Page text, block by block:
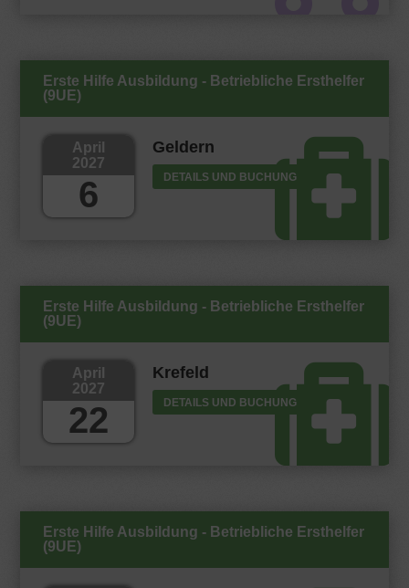
Erste Hilfe Ausbildung - Betriebliche Ersthelfer
(9UE)
April
2027
6
Geldern
DETAILS UND BUCHUNG
Erste Hilfe Ausbildung - Betriebliche Ersthelfer
(9UE)
April
2027
22
Krefeld
DETAILS UND BUCHUNG
Erste Hilfe Ausbildung - Betriebliche Ersthelfer
(9UE)